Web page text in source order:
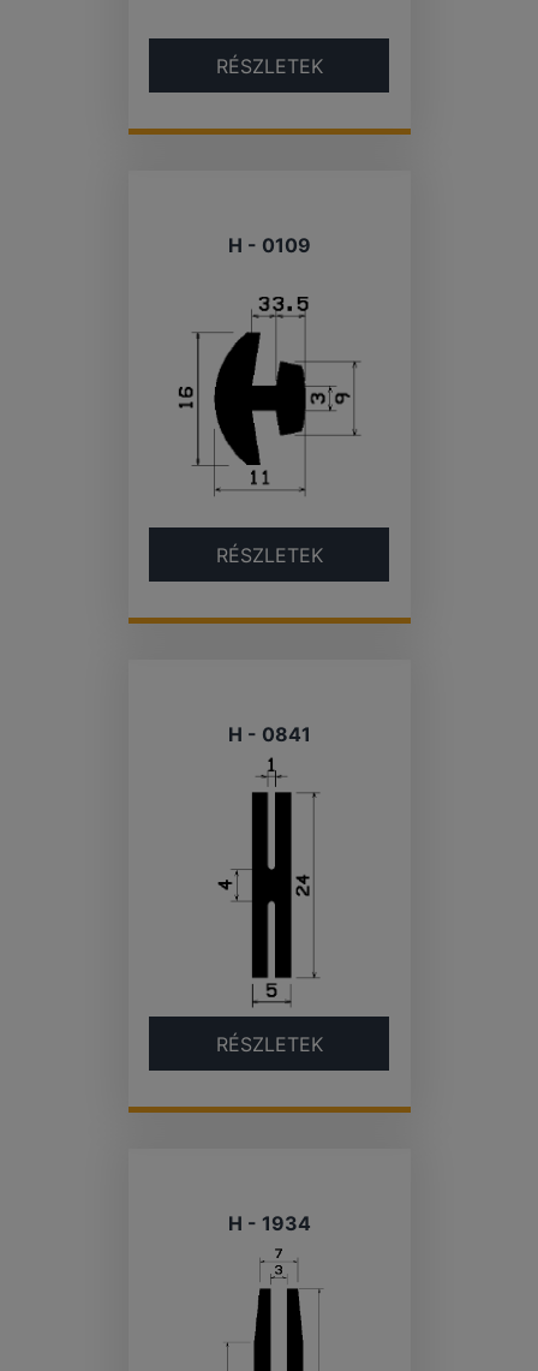
RÉSZLETEK
H - 0109
RÉSZLETEK
H - 0841
RÉSZLETEK
H - 1934